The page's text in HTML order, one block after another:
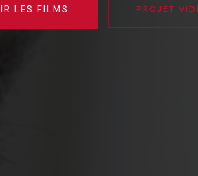
LES FILMS PROJET